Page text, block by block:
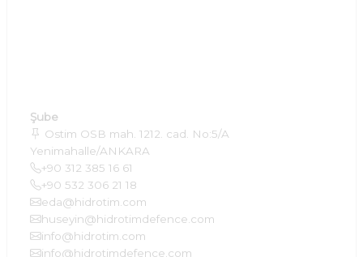
Şube
Ostim OSB mah. 1212. cad. No:5/A
Yenimahalle/ANKARA
+90 312 385 16 61
+90 532 306 21 18
eda@hidrotim.com
huseyin@hidrotimdefence.com
info@hidrotim.com
info@hidrotimdefence.com